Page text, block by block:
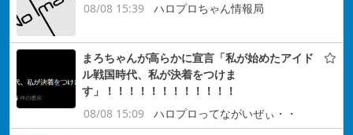
08/08 15:39
ハロプロちゃん情報局
まろちゃんが高らかに宣言「私が始めたアイド
ル戦国時代、私が決着をつけま
す」！！！！！！！！！！！！
08/08 15:09
ハロプロってながいぜぃ・・